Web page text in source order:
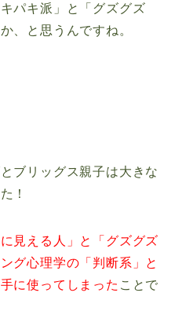
パキ派」と「グズグズ
、と思うんですね。
ブリッグス親子は大きな
！
に見える人」と「グズグズ
グ心理学の 「判断系」と
に使ってしまった ことで